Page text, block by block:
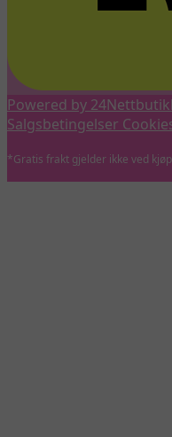
Powered by
Salgsbetingelser
*Gratis frakt gjelder ikke ved